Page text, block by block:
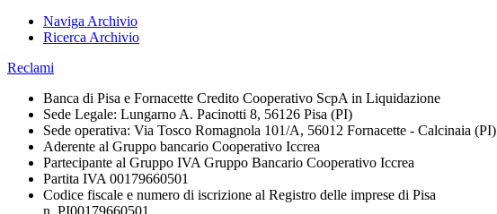
Naviga Archivio
Ricerca Archivio
Reclami
Banca di Pisa e Fornacette Credito Cooperativo ScpA in Liquidazione
Sede Legale: Lungarno A. Pacinotti 8, 56126 Pisa (PI)
Sede operativa: Via Tosco Romagnola 101/A, 56012 Fornacette - Calcinaia (PI)
Aderente al Gruppo bancario Cooperativo Iccrea
Partecipante al Gruppo IVA Gruppo Bancario Cooperativo Iccrea
Partita IVA 00179660501
Codice fiscale e numero di iscrizione al Registro delle imprese di Pisa